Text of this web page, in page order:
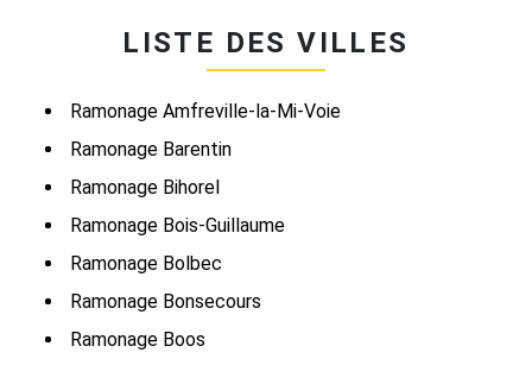
LISTE DES VILLES
Ramonage Amfreville-la-Mi-Voie
Ramonage Barentin
Ramonage Bihorel
Ramonage Bois-Guillaume
Ramonage Bolbec
Ramonage Bonsecours
Ramonage Boos